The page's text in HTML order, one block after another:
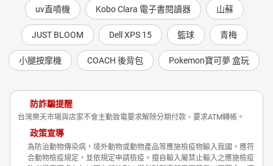
uv直噴機 Kobo Clara 電子書閱讀器 山蘇
JUST BLOOM Dell XPS 15 籃球 青梅
小腿按摩機 COACH 後背包 Pokemon寶可夢 盒玩
防詐騙提醒
台灣樂天市場與店家不會主動致電要求解除分期付款、要求ATM轉帳。
政策宣導
為防治動物傳染病，境外動物或動物產品等應施檢疫物輸入我國，應符
合動物檢疫規定，並依規定申請檢疫。擅自輸入屬禁止輸入之應施檢疫